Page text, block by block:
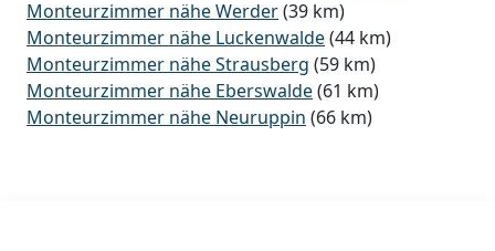
Monteurzimmer nähe Werder(39 km)
Monteurzimmer nähe Luckenwalde(44 km)
Monteurzimmer nähe Strausberg (59 km)
Monteurzimmer nähe Eberswalde(61 km)
Monteurzimmer nähe Neuruppin (66 km)